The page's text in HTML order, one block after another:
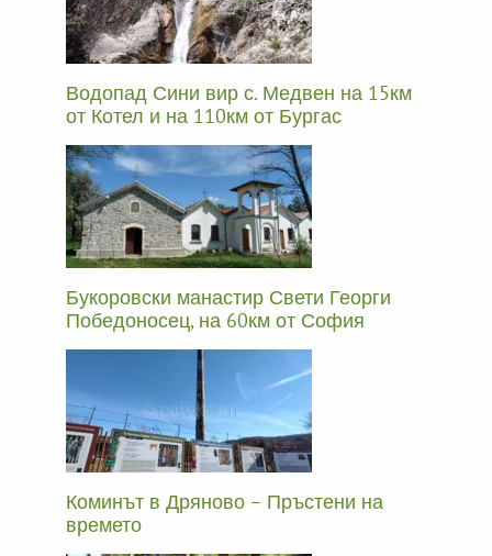
Водопад Сини вир с. Медвен на 15км
от Котел и на 110км от Бургас
Букоровски манастир Свети Георги
Победоносец, на 60км от София
Коминът в Дряново – Пръстени на
времето